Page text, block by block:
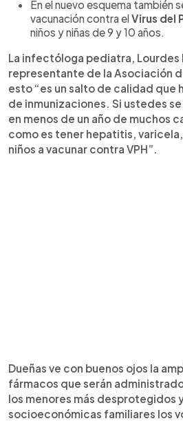
En el nuevo esquema también
vacunación contra elVirus del
niños y niñas de 9 y 10 años.
La infectóloga pediatra, Lourdes
representante de la Asociación
esto “es un salto de calidad que
de inmunizaciones. Si ustedes
en menos de un año de muchos
como es tener hepatitis,
niños a vacunar contra VPH”.
Dueñas ve con buenos ojos la
fármacos que serán
los menores más desprotegidos
socioeconómicas familiares los